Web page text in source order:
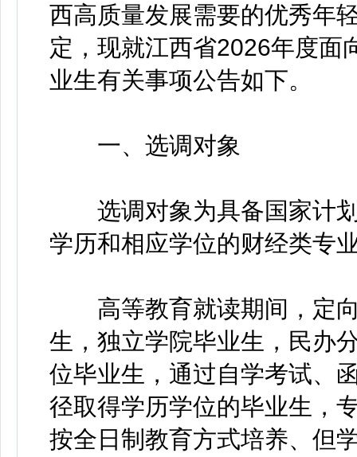
西高质量发展需要的优秀年
定，现就江西省2026年度面
业生有关事项公告如下。
一、选调对象
选调对象为具备国家计划
学历和相应学位的财经类专
高等教育就读期间，定向
生，独立学院毕业生，民办
位毕业生，通过自学考试、
径取得学历学位的毕业生，
按全日制教育方式培养、但